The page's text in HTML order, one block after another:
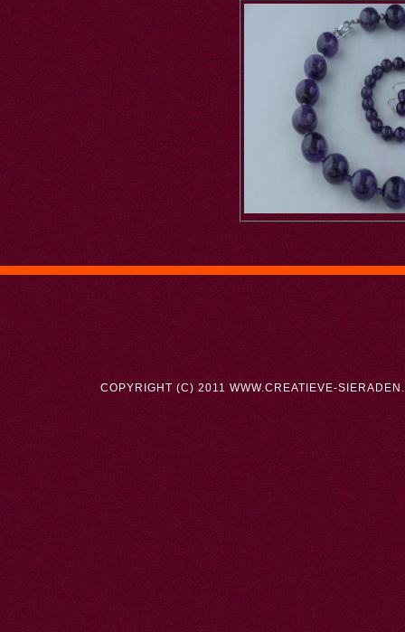
COPYRIGHT (C) 2011 WWW.CREATIEVE-